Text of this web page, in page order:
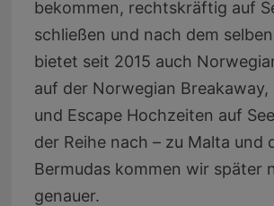
bekommen, rechtskräftig auf
schließen und nach dem
bietet seit 2015 auch
auf der Norwegian Breakaway,
und Escape Hochzeiten auf
der Reihe nach – zu Malta und
Bermudas kommen wir später
genauer.